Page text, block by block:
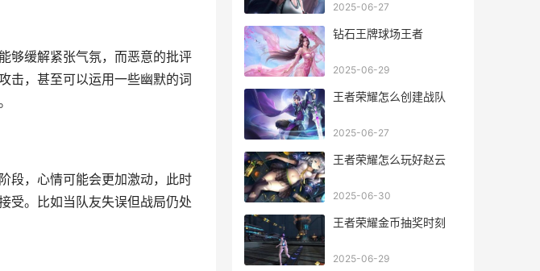
够缓解紧张气氛，而恶意的批评
击，甚至可以运用一些幽默的词
段，心情可能会更加激动，此时
受。比如当队友失误但战局仍处
2025-06-27
钻石王牌球场王者
2025-06-29
王者荣耀怎么创建战队
2025-06-27
王者荣耀怎么玩好赵云
2025-06-30
王者荣耀金币抽奖时刻
2025-06-29